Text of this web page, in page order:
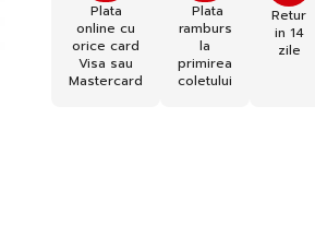
Plata
online cu
orice card
Visa sau
Mastercard
Plata
ramburs
la
primirea
coletului
Retur
in 14
zile